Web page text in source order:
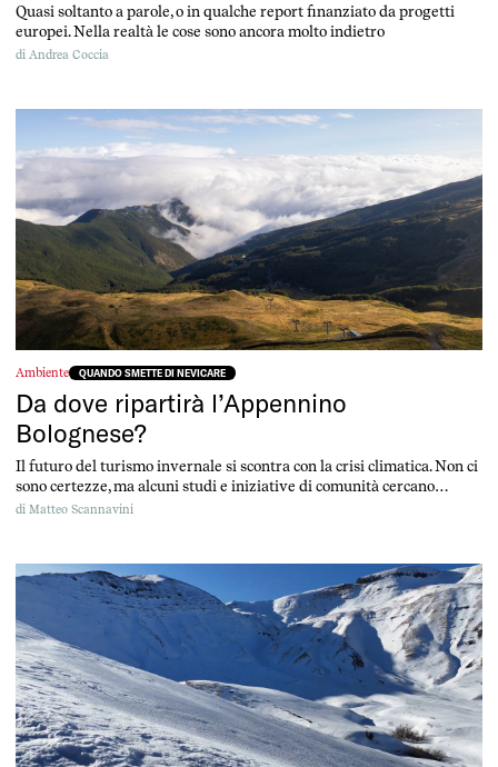
Quasi soltanto a parole, o in qualche report finanziato da progetti
europei. Nella realtà le cose sono ancora molto indietro
di Andrea Coccia
Ambiente QUANDO SMETTE DI NEVICARE
Da dove ripartirà l’Appennino
Bolognese?
Il futuro del turismo invernale si scontra con la crisi climatica. Non ci
sono certezze, ma alcuni studi e iniziative di comunità cercano
risposte per ridare vita al territorio.
di Matteo Scannavini